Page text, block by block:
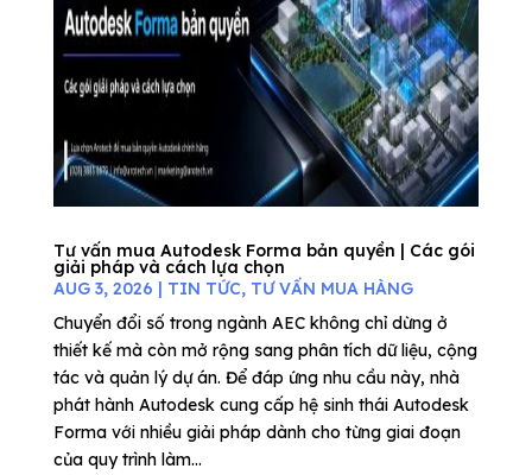
Tư vấn mua Autodesk Forma bản quyền | Các gói
giải pháp và cách lựa chọn
AUG 3, 2026 | TIN TỨC, TƯ VẤN MUA HÀNG
Chuyển đổi số trong ngành AEC không chỉ dừng ở
thiết kế mà còn mở rộng sang phân tích dữ liệu, cộng
tác và quản lý dự án. Để đáp ứng nhu cầu này, nhà
phát hành Autodesk cung cấp hệ sinh thái Autodesk
Forma với nhiều giải pháp dành cho từng giai đoạn
của quy trình làm...